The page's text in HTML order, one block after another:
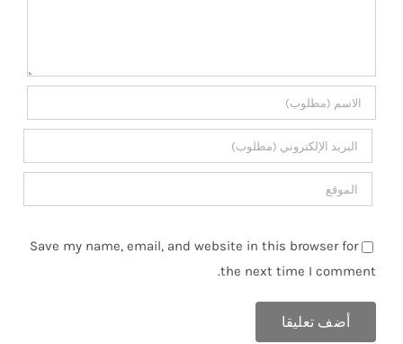
Save my name, email, and website in this browser for
the next time I comment.